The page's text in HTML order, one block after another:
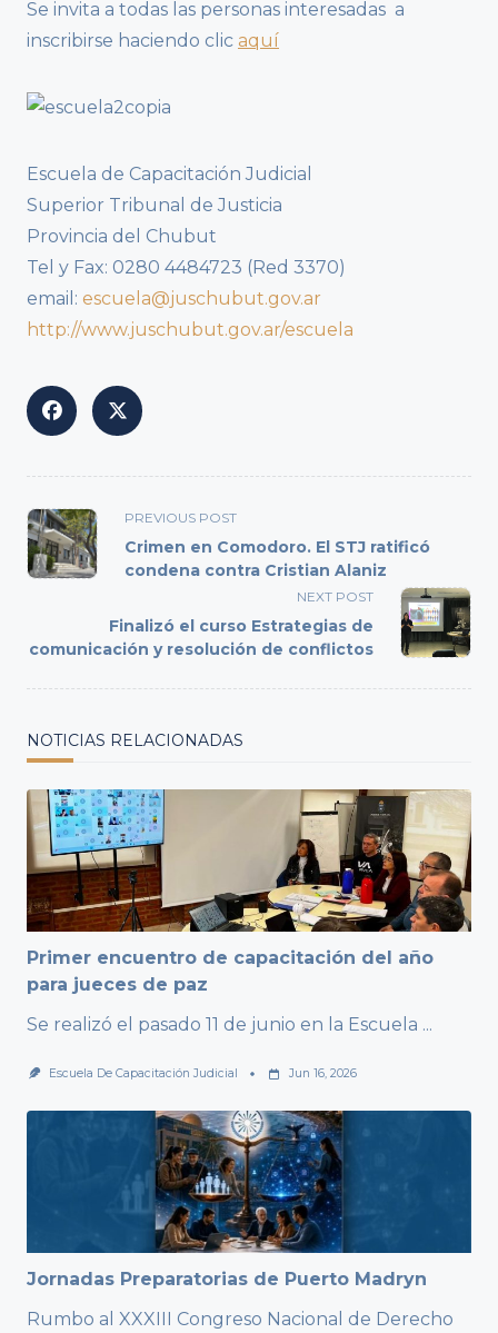
Se invita a todas las personas interesadas a
inscribirse haciendo clic aquí
Escuela de Capacitación Judicial
Superior Tribunal de Justicia
Provincia del Chubut
Tel y Fax: 0280 4484723 (Red 3370)
email: escuela@juschubut.gov.ar
http://www.juschubut.gov.ar/escuela
<span
class="nav-
subtitle
text">Page</span>
PREVIOUS POST
Crimen en Comodoro. El STJ ratificó
condena contra Cristian Alaniz
NEXT POST
Finalizó el curso Estrategias de
comunicación y resolución de conflictos
NOTICIAS RELACIONADAS
Primer encuentro de capacitación del año
para jueces de paz
Se realizó el pasado 11 de junio en la Escuela ...
Escuela De Capacitación Judicial Jun 16, 2026
Jornadas Preparatorias de Puerto Madryn
Rumbo al XXXIII Congreso Nacional de Derecho